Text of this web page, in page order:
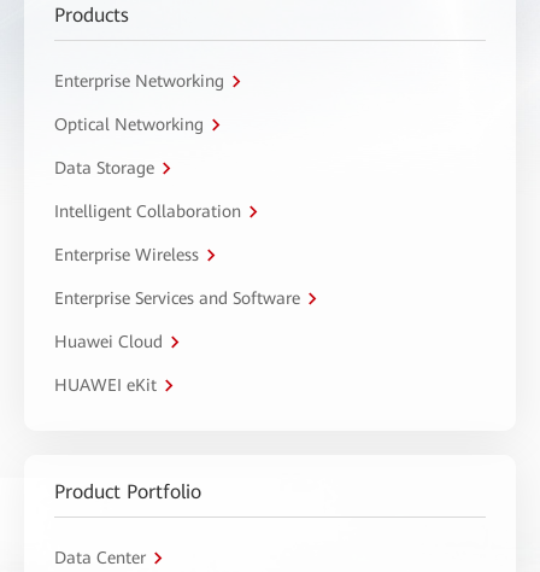
Products
Enterprise Networking
Optical Networking
Data Storage
Intelligent Collaboration
Enterprise Wireless
Enterprise Services and Software
Huawei Cloud
HUAWEI eKit
Product Portfolio
Data Center